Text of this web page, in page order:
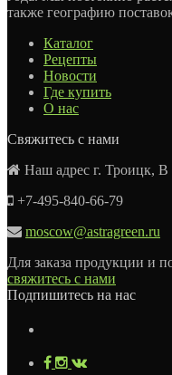
также географию
Каталог
Рецепты
Новости
Где купить
О нас
Свяжитесь с нами
Наш адрес г. Троицк,
+7-495-840-66-79
moscow@astragreen.ru
Для заказа продукции и
свяжитесь с нами
Подпишитесь на нас